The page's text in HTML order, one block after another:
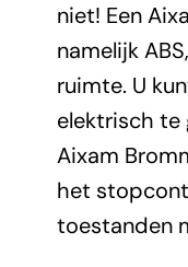
niet! Een
namelijk
ruimte. U
elektrisch te
Aixam
het
toestanden